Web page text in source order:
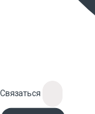
Связаться